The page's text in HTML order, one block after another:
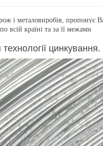
і металовиробів, пропонує
всій країні та за її межами
цинкування.